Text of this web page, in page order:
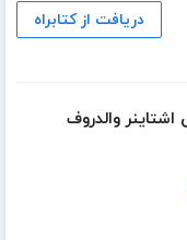
دریافت از کتابراه
والدروف